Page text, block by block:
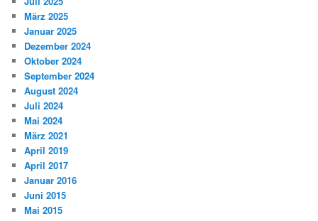
März 2025
Januar 2025
Dezember 2024
Oktober 2024
September 2024
August 2024
Juli 2024
Mai 2024
März 2021
April 2019
April 2017
Januar 2016
Juni 2015
Mai 2015